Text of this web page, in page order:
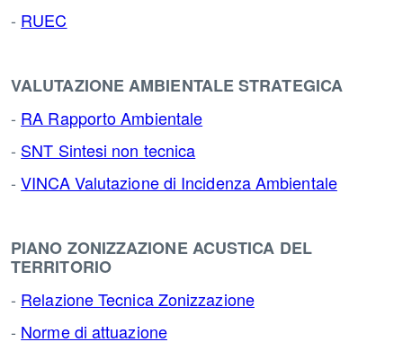
- RUEC
VALUTAZIONE AMBIENTALE STRATEGICA
- RA Rapporto Ambientale
- SNT Sintesi non tecnica
-VINCA Valutazione di Incidenza Ambientale
PIANO ZONIZZAZIONE ACUSTICA DEL
TERRITORIO
- Relazione Tecnica Zonizzazione
- Norme di attuazione